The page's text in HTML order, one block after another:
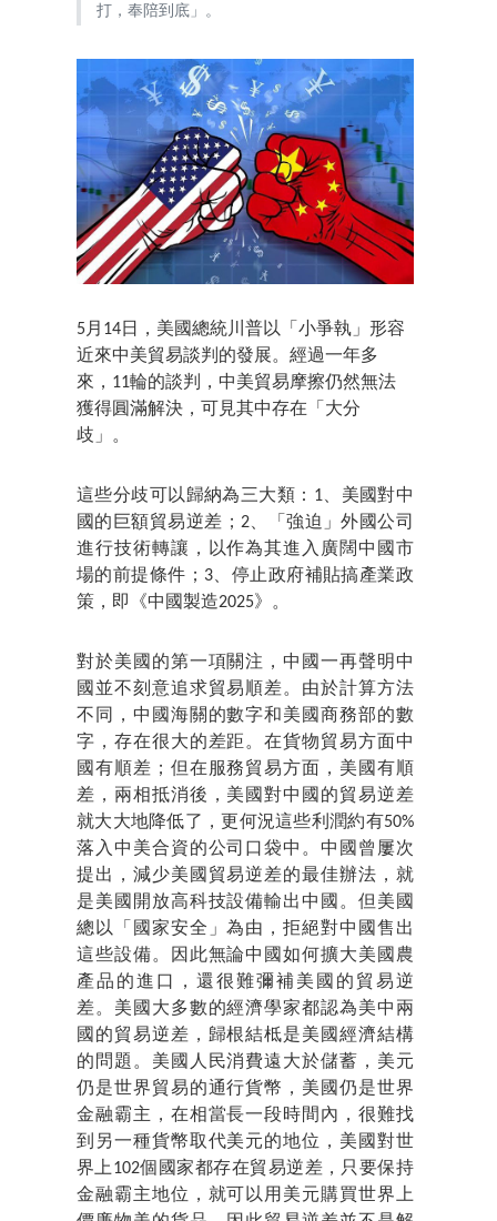
打，奉陪到底」。
5月14日，美國總統川普以「小爭執」形容
近來中美貿易談判的發展。經過一年多
來，11輪的談判，中美貿易摩擦仍然無法
獲得圓滿解決，可見其中存在「大分
歧」。
這些分歧可以歸納為三大類：1、美國對中
國的巨額貿易逆差；2、「強迫」外國公司
進行技術轉讓，以作為其進入廣闊中國市
場的前提條件；3、停止政府補貼搞產業政
策，即《中國製造2025》。
對於美國的第一項關注，中國一再聲明中
國並不刻意追求貿易順差。由於計算方法
不同，中國海關的數字和美國商務部的數
字，存在很大的差距。在貨物貿易方面中
國有順差；但在服務貿易方面，美國有順
差，兩相抵消後，美國對中國的貿易逆差
就大大地降低了，更何況這些利潤約有50%
落入中美合資的公司口袋中。中國曾屢次
提出，減少美國貿易逆差的最佳辦法，就
是美國開放高科技設備輸出中國。但美國
總以「國家安全」為由，拒絕對中國售出
這些設備。因此無論中國如何擴大美國農
產品的進口，還很難彌補美國的貿易逆
差。美國大多數的經濟學家都認為美中兩
國的貿易逆差，歸根結柢是美國經濟結構
的問題。美國人民消費遠大於儲蓄，美元
仍是世界貿易的通行貨幣，美國仍是世界
金融霸主，在相當長一段時間內，很難找
到另一種貨幣取代美元的地位，美國對世
界上102個國家都存在貿易逆差，只要保持
金融霸主地位，就可以用美元購買世界上